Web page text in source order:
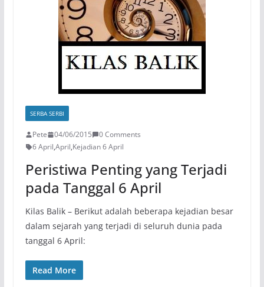
SERBA SERBI
Pete 04/06/2015
0 Comments
6 April,April,Kejadian 6 April
Peristiwa Penting yang Terjadi
pada Tanggal 6 April
Kilas Balik – Berikut adalah beberapa kejadian besar
dalam sejarah yang terjadi di seluruh dunia pada
tanggal 6 April:
Read More